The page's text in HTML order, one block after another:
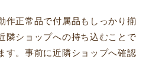
作正常品で付属品もしっかり揃
隣ショップへの持ち込むことで
す。事前に近隣ショップへ確認